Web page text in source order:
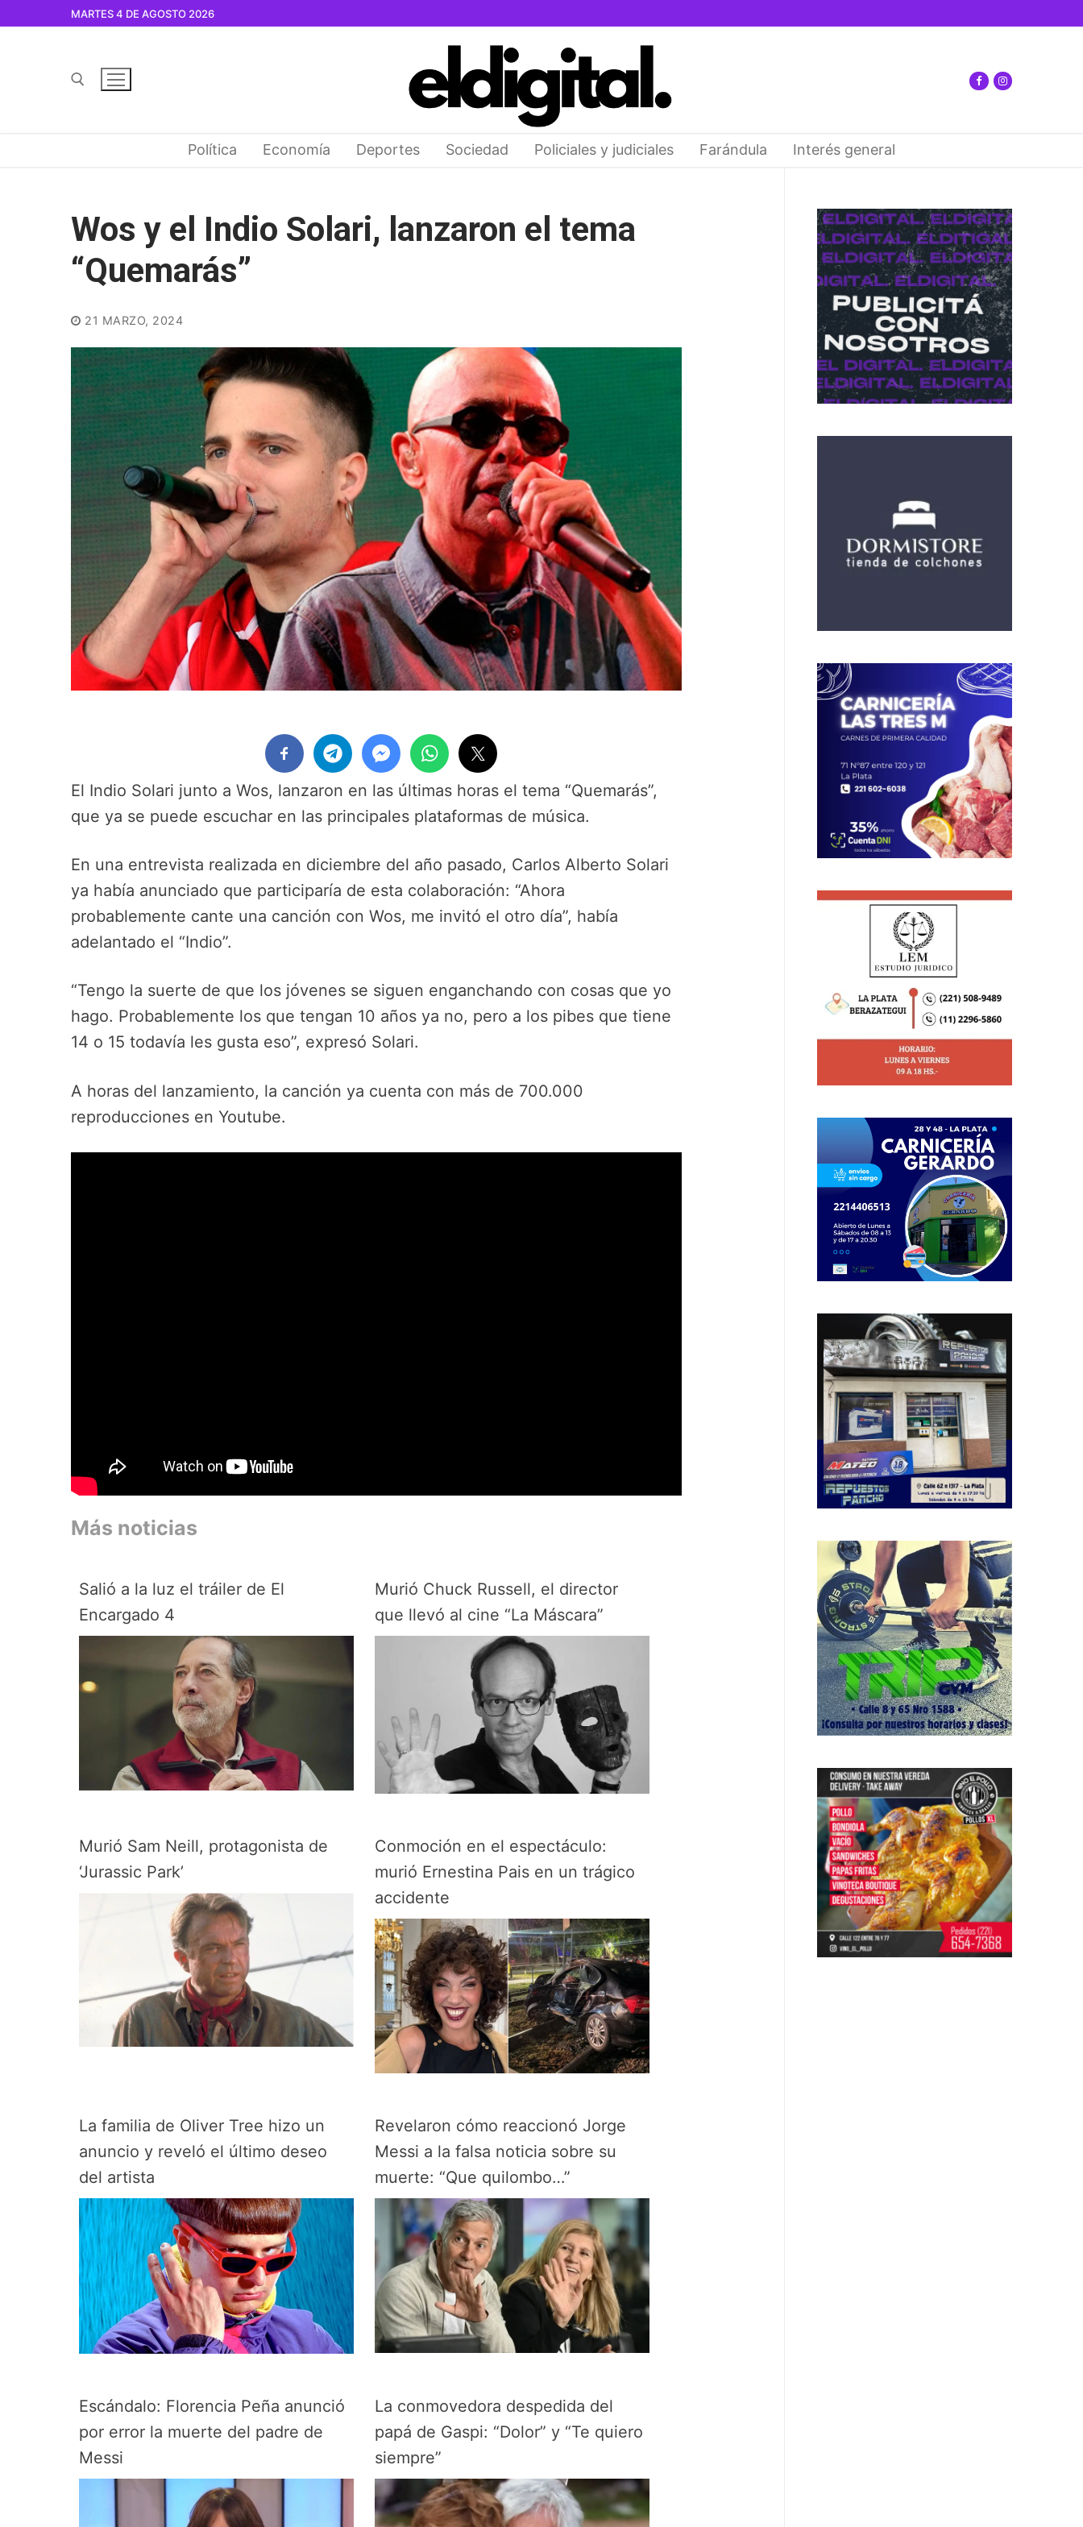
MARTES 4 DE AGOSTO 2026
Política Economía Deportes Sociedad Policiales y judiciales Farándula Interés general
Wos y el Indio Solari, lanzaron el tema
“Quemarás”
21 MARZO, 2024
El Indio Solari junto a Wos, lanzaron en las últimas horas el tema “Quemarás”,
que ya se puede escuchar en las principales plataformas de música.
En una entrevista realizada en diciembre del año pasado, Carlos Alberto Solari
ya había anunciado que participaría de esta colaboración: “Ahora
probablemente cante una canción con Wos, me invitó el otro día”, había
adelantado el “Indio”.
“Tengo la suerte de que los jóvenes se siguen enganchando con cosas que yo
hago. Probablemente los que tengan 10 años ya no, pero a los pibes que tiene
14 o 15 todavía les gusta eso”, expresó Solari.
A horas del lanzamiento, la canción ya cuenta con más de 700.000
reproducciones en Youtube.
Más noticias
Salió a la luz el tráiler de El
Encargado 4
Murió Chuck Russell, el director
que llevó al cine “La Máscara”
Murió Sam Neill, protagonista de
‘Jurassic Park’
Conmoción en el espectáculo:
murió Ernestina Pais en un trágico
accidente
La familia de Oliver Tree hizo un
anuncio y reveló el último deseo
del artista
Revelaron cómo reaccionó Jorge
Messi a la falsa noticia sobre su
muerte: “Que quilombo…”
Escándalo: Florencia Peña anunció
por error la muerte del padre de
Messi
La conmovedora despedida del
papá de Gaspi: “Dolor” y “Te quiero
siempre”